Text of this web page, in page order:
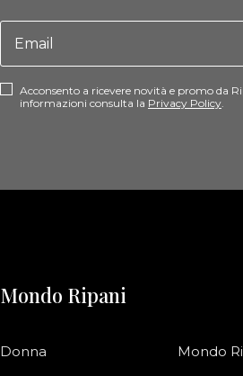
Acconsento a ricevere novità e promo da
informazioni consulta la Privacy Policy
Mondo Ripani
Donna Mondo